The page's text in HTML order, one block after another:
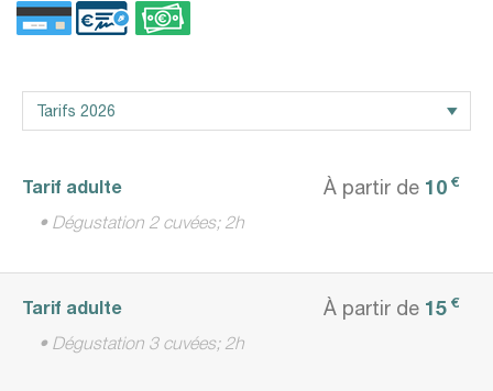
Tarif adulte À partir de 10 €
• Dégustation 2 cuvées; 2h
Tarif adulte À partir de 15 €
• Dégustation 3 cuvées; 2h